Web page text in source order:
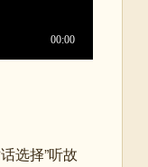
选择”听故